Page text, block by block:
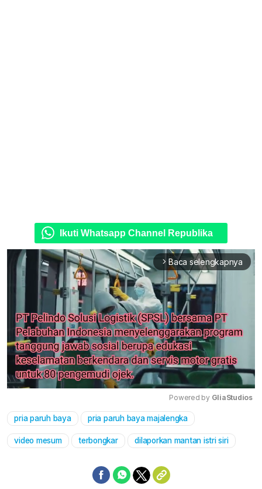
Ikuti Whatsapp Channel Republika
arrow_forward_ios Baca selengkapnya
Powered by GliaStudios
pria paruh baya pria paruh baya majalengka
video mesum terbongkar dilaporkan mantan istri siri